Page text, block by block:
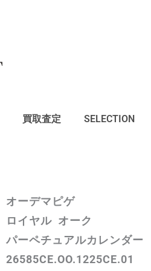
買取査定 SELECTION
オーデマピゲ
ロイヤル オーク
パーペチュアルカレンダー
26585CE.OO.1225CE.01